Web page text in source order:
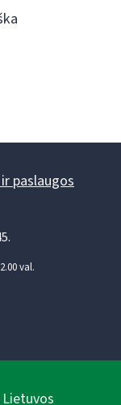
paslaugos
val.